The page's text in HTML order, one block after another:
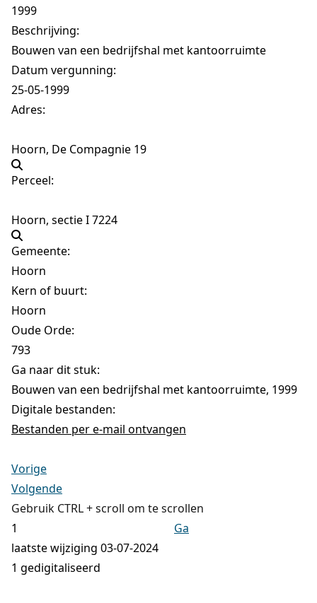
1999
Beschrijving:
Bouwen van een bedrijfshal met kantoorruimte
Datum vergunning:
25-05-1999
Adres:
Hoorn, De Compagnie 19
Perceel:
Hoorn, sectie I 7224
Gemeente:
Hoorn
Kern of buurt:
Hoorn
Oude Orde:
793
Ga naar dit stuk:
Bouwen van een bedrijfshal met kantoorruimte, 1999
Digitale bestanden:
Bestanden per e-mail ontvangen
Vorige
Volgende
Gebruik CTRL + scroll om te scrollen
Ga
laatste wijziging 03-07-2024
1 gedigitaliseerd